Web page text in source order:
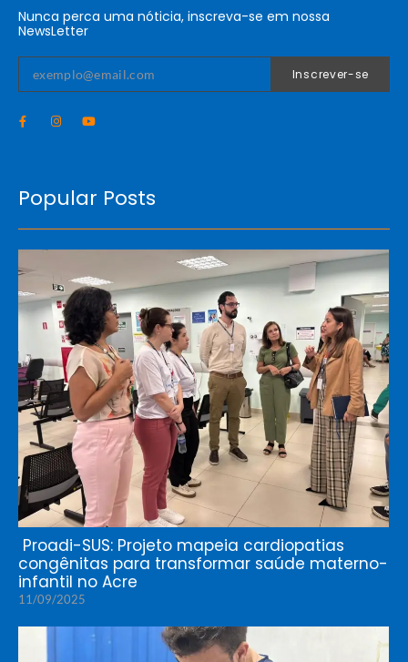
Nunca perca uma nóticia, inscreva-se em nossa
NewsLetter
Inscrever-se
Popular Posts
Proadi-SUS: Projeto mapeia cardiopatias
congênitas para transformar saúde materno-
infantil no Acre
11/09/2025